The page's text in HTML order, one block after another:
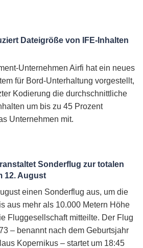
Dateigröße von IFE-Inhalten
Unternehmen Airfi hat ein neues
für Bord-Unterhaltung vorgestellt,
Kodierung die durchschnittliche
um bis zu 45 Prozent
Unternehmen mit.
Sonderflug zur totalen
12. August
einen Sonderflug aus, um die
aus mehr als 10.000 Metern Höhe
Fluggesellschaft mitteilte. Der Flug
– benannt nach dem Geburtsjahr
Kopernikus – startet um 18:45